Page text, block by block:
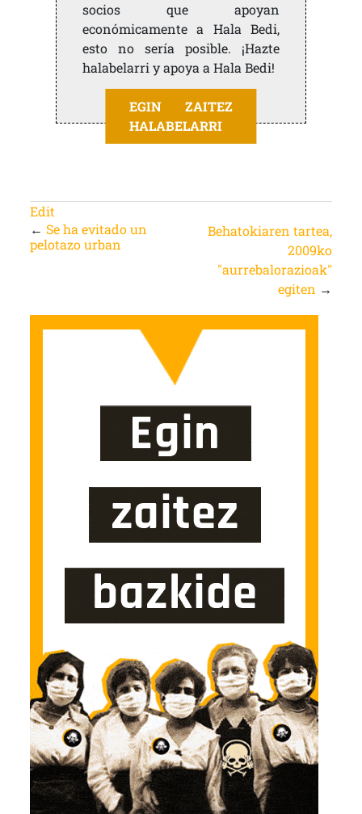
socios que apoyan
económicamente a Hala Bedi,
esto no sería posible. ¡Hazte
halabelarri y apoya a Hala Bedi!
EGIN ZAITEZ
HALABELARRI
Edit
← Se ha evitado un
pelotazo urban
Behatokiaren tartea,
2009ko
"aurrebalorazioak"
egiten →